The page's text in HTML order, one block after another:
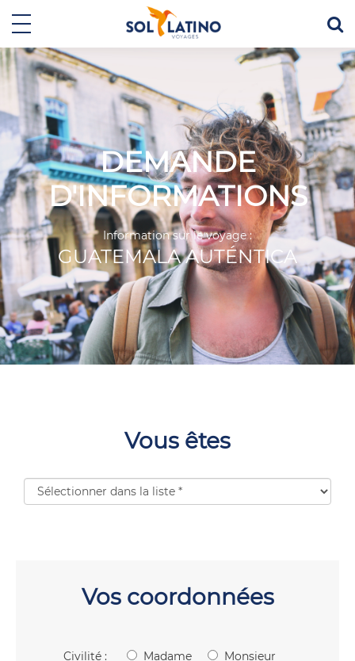
DEMANDE
D'INFORMATIONS
Information sur le voyage :
GUATEMALA AUTÉNTICA
Vous êtes
Vos coordonnées
Civilité : Madame Monsieur